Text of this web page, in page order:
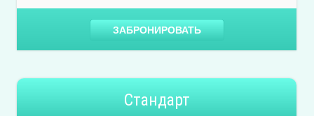
ЗАБРОНИРОВАТЬ
Стандарт